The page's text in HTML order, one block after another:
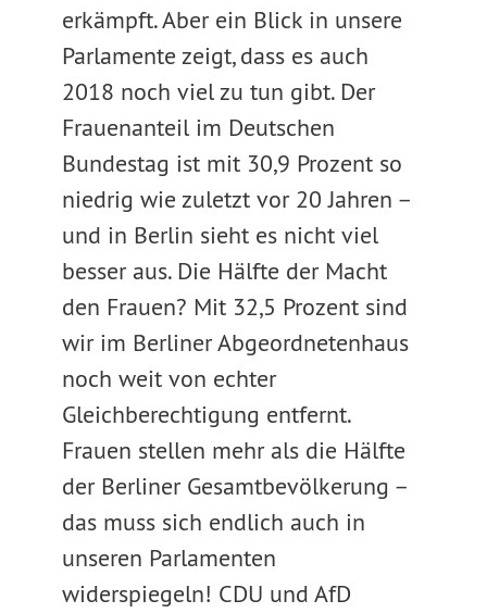
erkämpft. Aber ein Blick in unsere
Parlamente zeigt, dass es auch
2018 noch viel zu tun gibt. Der
Frauenanteil im Deutschen
Bundestag ist mit 30,9 Prozent so
niedrig wie zuletzt vor 20 Jahren –
und in Berlin sieht es nicht viel
besser aus. Die Hälfte der Macht
den Frauen? Mit 32,5 Prozent sind
wir im Berliner Abgeordnetenhaus
noch weit von echter
Gleichberechtigung entfernt.
Frauen stellen mehr als die Hälfte
der Berliner Gesamtbevölkerung –
das muss sich endlich auch in
unseren Parlamenten
widerspiegeln! CDU und AfD